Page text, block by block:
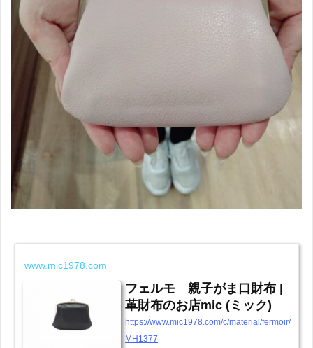
www.mic1978.com
フェルモ 親子がま口財布 |
革財布のお店mic (ミック)
https://www.mic1978.com/c/material/fermoir/
MH1377